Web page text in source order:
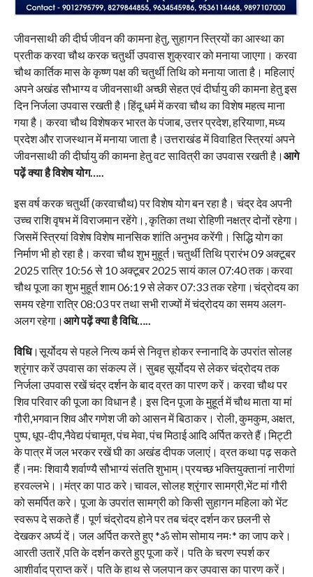
जीवनसाथी की दीर्घ जीवन की कामना हेतु, सुहागन स्त्रियों का आस्था का
प्रतीक करवा चौथ करक चतुर्थी उपवास शुक्रवार को मनाया जाएगा। करवा
चौथ कार्तिक मास के कृष्ण पक्ष की चतुर्थी तिथि को मनाया जाता है। महिलाएं
अपने अखंड सौभाग्य व जीवनसाथी अच्छी सेहत एवं दीर्घायु की कामना हेतु इस
दिन निर्जला उपवास रखती है।हिंदू धर्म में करवा चौथ का विशेष महत्व माना
गया है। करवा चौथ विशेषकर भारत के पंजाब, उत्तर प्रदेश, हरियाणा, मध्य
प्रदेश और राजस्थान में मनाया जाता है।उत्तराखंड में विवाहित स्त्रियां अपने
जीवनसाथी की दीर्घायु की कामना हेतु वट सावित्री का उपवास रखती है। आगे
पढ़ें क्या है विशेष योग…..
इस वर्ष करक चतुर्थी (करवाचौथ) पर विशेष योग बन रहा है। चंद्र देव अपनी
उच्च राशि वृषभ में विराजमान रहेंगे।, कृतिका तथा रोहिणी नक्षत्र दोनों रहेगा।
जिसमें स्त्रियां विशेष विशेष मानसिक शांति अनुभव करेंगी। सिद्धि योग का
निर्माण भी हो रहा है। करवा चौथ शुभ मुहूर्त।चतुर्थी तिथि प्रारंभ 09 अक्टूबर
2025 रात्रि 10:56 से 10 अक्टूबर 2025 सायं काल 07:40 तक।करवा
चौथ पूजा का शुभ मुहूर्त शाम 06:19 से लेकर 07:33 तक रहेगा।चंद्रोदय का
समय रहेगा रात्रि 08:03 पर तथा सभी राज्यों में चंद्रोदय का समय अलग-
अलग रहेगा। आगे पढ़ें क्या है विधि…..
विधि।सूर्योदय से पहले नित्य कर्म से निवृत्त होकर स्नानादि के उपरांत सोलह
श्रृंगार करें उपवास का संकल्प लें। सुबह सूर्योदय से लेकर चंद्रोदय तक
निर्जला उपवास रखें चंद्र दर्शन के बाद व्रत का पारण करें। करवा चौथ पर
शिव परिवार की पूजा का विधान है। इस दिन पूजा के मुहूर्त में चौथ माता या मां
गौरी,भगवान शिव और गणेश जी को आसन में बिठाकर। रोली, कुमकुम, अक्षत,
पुष्प, धूप-दीप,नैवेद्य पंचामृत, पंच मेवा, पंच मिठाई आदि अर्पित करते हैं।मिट्टी
के पात्र में जल भरकर रखें घी का अखंड दीपक जलाएं। व्रत कथा पढ़ सकते
हैं।नमः शिवायै शर्वाण्यै सौभाग्यं संतति शुभाम्‌।प्रयच्छ भक्तियुक्तानां नारीणां
हरवल्लभे।।मंत्र का पाठ करे।चावल, सोलह श्रृंगार सामग्री,भेंट मां गौरी
को समर्पित करे। पूजा के उपरांत सामग्री को किसी सुहागन महिला को भेंट
स्वरूप दे सकते हैं। पूर्ण चंद्रोदय होने पर तब चंद्र दर्शन कर छलनी से
देखकर अर्घ्य दें। जल अर्पित करते हुए *ॐ सोम सोमाय नमः* का जाप करे।
आरती उतारें ,पति के दर्शन करते हुए पूजा करें। पति के चरण स्पर्श कर
आशीर्वाद प्राप्त करें। पति के हाथ से जलपान कर उपवास का पारण करें।